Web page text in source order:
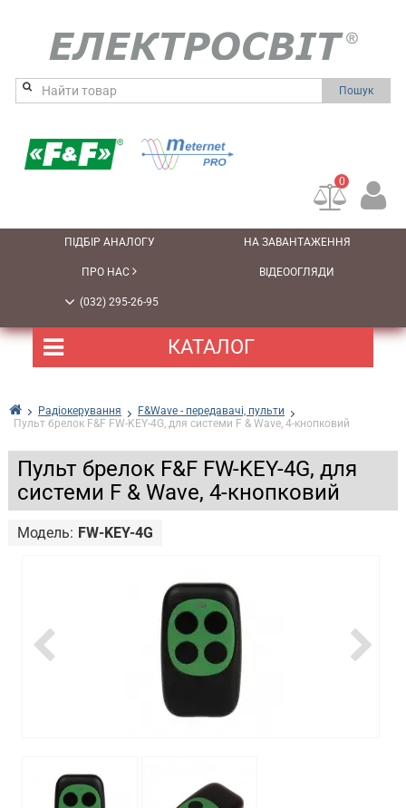
Пошук
0
КАТАЛОГ
ПІДБІР АНАЛОГУ НА ЗАВАНТАЖЕННЯ
ПРО НАС ВІДЕООГЛЯДИ
(032) 295-26-95
Радіокерування
F&Wave - передавачі, пульти
Пульт брелок F&F FW-KEY-4G, для системи F & Wave, 4-кнопковий
Пульт брелок F&F FW-KEY-4G, для
системи F & Wave, 4-кнопковий
Модель: FW-KEY-4G